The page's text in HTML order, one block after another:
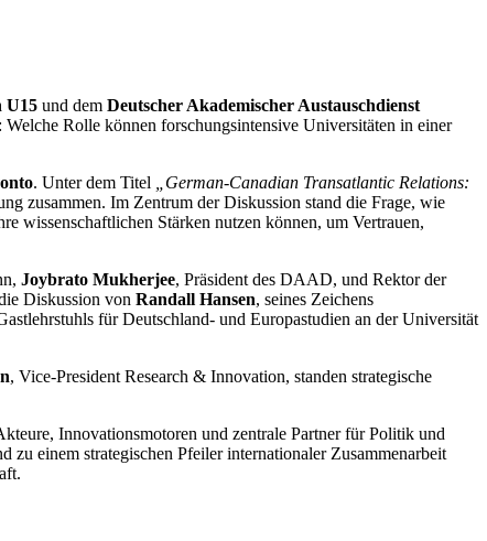
U15 und dem Deutscher Akademischer Austauschdienst
Rolle können forschungsintensive Universitäten in einer
. Unter dem Titel
„German-Canadian Transatlantic Relations:
zusammen. Im Zentrum der Diskussion stand die Frage, wie
wissenschaftlichen Stärken nutzen können, um Vertrauen,
Joybrato Mukherjee, Präsident des DAAD, und Rektor der
Diskussion von Randall Hansen, seines Zeichens
für Deutschland- und Europastudien an der Universität
, Vice-President Research & Innovation, standen strategische
Innovationsmotoren und zentrale Partner für Politik und
zu einem strategischen Pfeiler internationaler Zusammenarbeit